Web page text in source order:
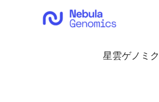
星雲ゲノミ